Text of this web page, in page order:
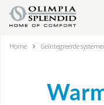
NEDERLANDSE
Home Geïntegreerde